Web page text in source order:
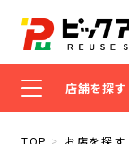
店舗を探す